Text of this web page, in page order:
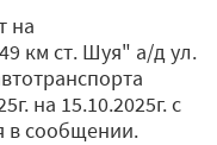
на
км ст. Шуя" а/д ул.
на 15.10.2025г. с
в сообщении.